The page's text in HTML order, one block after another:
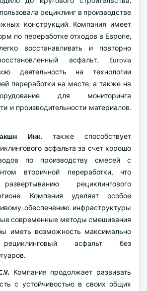
рециклинг в производстве
конструкций. Компания имеет
по переработке отходов в Европе,
восстанавливать и повторно
асфальт. Eurovia
деятельность на технологии
переработки на месте, а также на
для мониторинга
и производительности материалов.
Инк. также способствует
асфальта за счет хорошо
по производству смесей с
вторичной переработки, что
рециклингового
Компания уделяет особое
обеспечению инфраструктуры
современные методы смешивания
иметь возможность максимально
рециклинговый асфальт без
Компания продолжает развивать
с устойчивостью в своих общих